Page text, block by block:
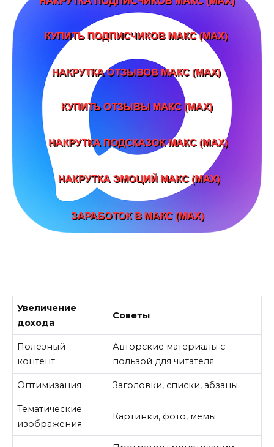
Увеличение
дохода
Советы
Полезный
контент
Авторские материалы с
пользой для читателя
Оптимизация Заголовки, списки, абзацы
Тематические
изображения
Картинки, фото, мемы